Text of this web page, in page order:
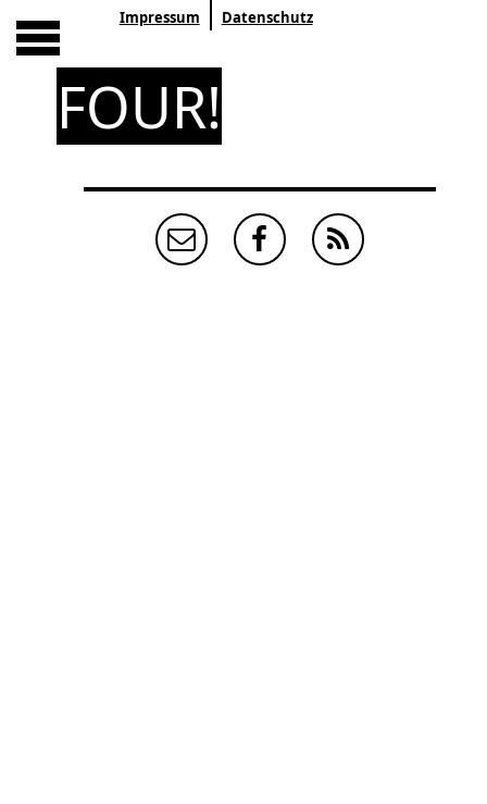
Impressum Datenschutz
FOUR!